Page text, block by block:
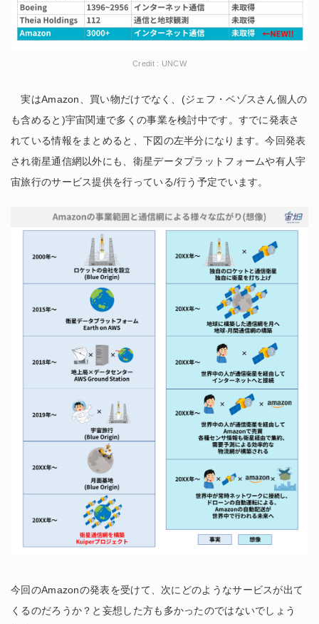
Credit : UNCW
実はAmazon、買い物だけでなく、(ジェフ・ベゾスさん個人の
も含めると)宇宙関連で多くの事業を検討中です。すでに発表さ
れている情報をまとめると、下図の左半分になります。今回発表
され衛星通信網以外にも、衛星データプラットフォームや有人宇
宙旅行のサービス提供を行っている/行う予定でいます。
今回のAmazonの発表を受けて、次にどのようなサービスが出て
くるのだろうか？と妄想した方も多かったのではないでしょう